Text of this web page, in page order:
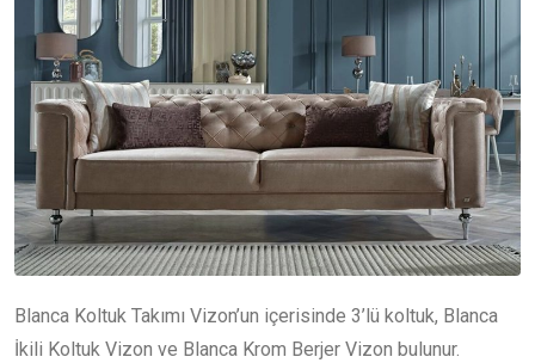
Blanca Koltuk Takımı Vizon’un içerisinde 3’lü koltuk, Blanca
İkili Koltuk Vizon ve Blanca Krom Berjer Vizon bulunur.